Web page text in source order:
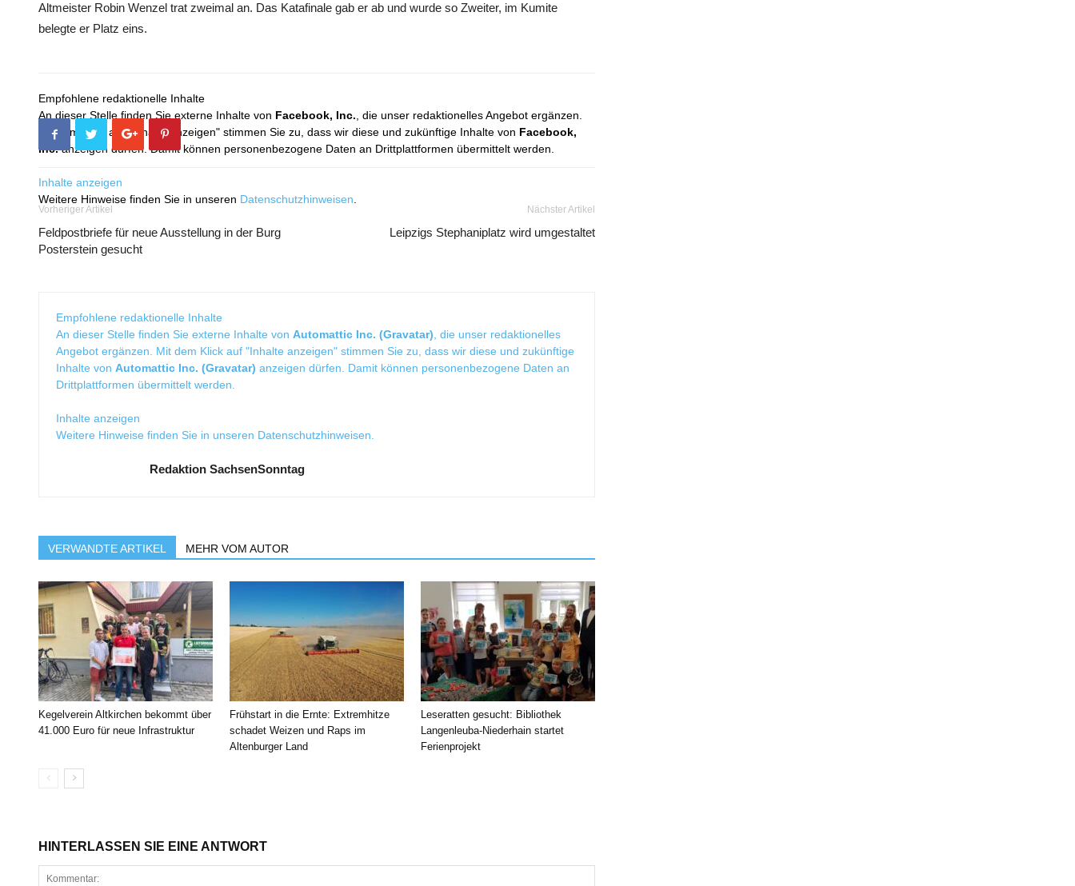
Altmeister Robin Wenzel trat zweimal an. Das Katafinale gab er ab und wurde so Zweiter, im Kumite
belegte er Platz eins.
Empfohlene redaktionelle Inhalte
An dieser Stelle finden Sie externe Inhalte von Facebook, Inc. , die unser redaktionelles Angebot ergänzen.
Mit dem Klick auf "Inhalte anzeigen" stimmen Sie zu, dass wir diese und zukünftige Inhalte von Facebook,
Inc.anzeigen dürfen. Damit können personenbezogene Daten an Drittplattformen übermittelt werden.
Inhalte anzeigen
Weitere Hinweise finden Sie in unseren Datenschutzhinweisen
Vorheriger Artikel
Feldpostbriefe für neue Ausstellung in der Burg
Posterstein gesucht
Nächster Artikel
Leipzigs Stephaniplatz wird umgestaltet
Empfohlene redaktionelle Inhalte
An dieser Stelle finden Sie externe Inhalte von Automattic Inc. (Gravatar) , die unser redaktionelles
Angebot ergänzen. Mit dem Klick auf "Inhalte anzeigen" stimmen Sie zu, dass wir diese und zukünftige
Inhalte von Automattic Inc. (Gravatar) anzeigen dürfen. Damit können personenbezogene Daten an
Drittplattformen übermittelt werden.
Inhalte anzeigen
Weitere Hinweise finden Sie in unseren Datenschutzhinweisen
Redaktion SachsenSonntag
VERWANDTE ARTIKEL MEHR VOM AUTOR
Kegelverein Altkirchen bekommt über
41.000 Euro für neue Infrastruktur
Frühstart in die Ernte: Extremhitze
schadet Weizen und Raps im
Altenburger Land
Leseratten gesucht: Bibliothek
Langenleuba-Niederhain startet
Ferienprojekt
HINTERLASSEN SIE EINE ANTWORT